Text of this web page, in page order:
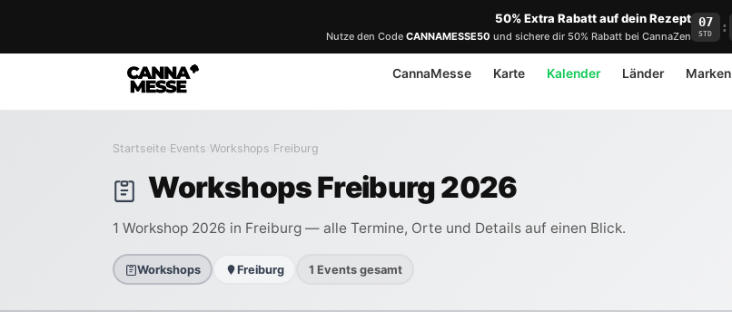
50% Extra Rabatt auf dein Rezept
Nutze den Code CANNAMESSE50 und sichere dir 50% Rabatt bei CannaZen
07
STD :
CannaMesse Karte Kalender Länder Marken
Startseite Events Workshops Freiburg
Workshops Freiburg 2026
1 Workshop 2026 in Freiburg — alle Termine, Orte und Details auf einen Blick.
Workshops Freiburg 1 Events gesamt